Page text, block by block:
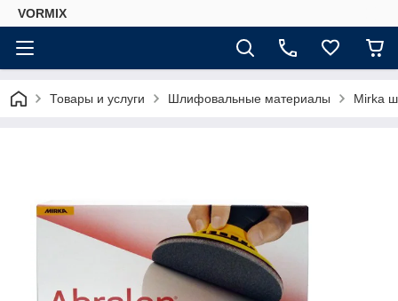
VORMIX
Товары и услуги Шлифовальные материалы Mirka